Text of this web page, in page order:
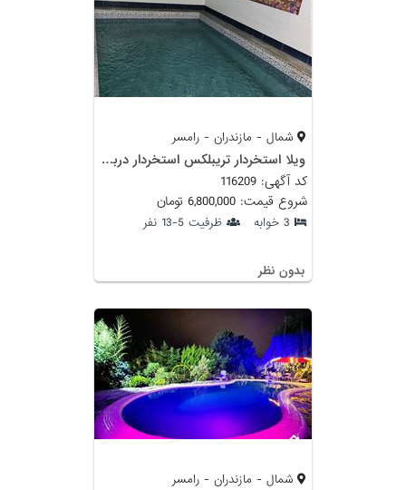
شمال - مازندران - رامسر
ویلا استخردار تریبلکس استخردار دربست
کد آگهی: 116209
شروع قیمت: 6,800,000 تومان
3 خوابه ظرفیت 5-13 نفر
بدون نظر
شمال - مازندران - رامسر